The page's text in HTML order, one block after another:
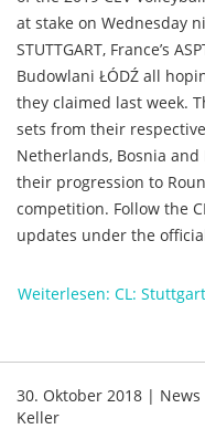
at stake on Wednesday
STUTTGART, France’s
Budowlani ŁÓDŹ all
they claimed last week.
sets from their
Netherlands, Bosnia
their progression to
competition. Follow the
updates under the
Weiterlesen: CL:
30. Oktober 2018 | News
Keller